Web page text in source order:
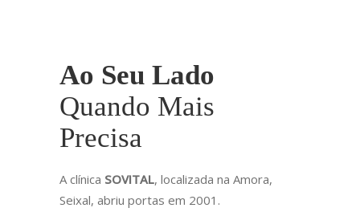
Ao Seu Lado
Quando Mais
Precisa
A clínica SOVITAL, localizada na Amora,
Seixal, abriu portas em 2001.